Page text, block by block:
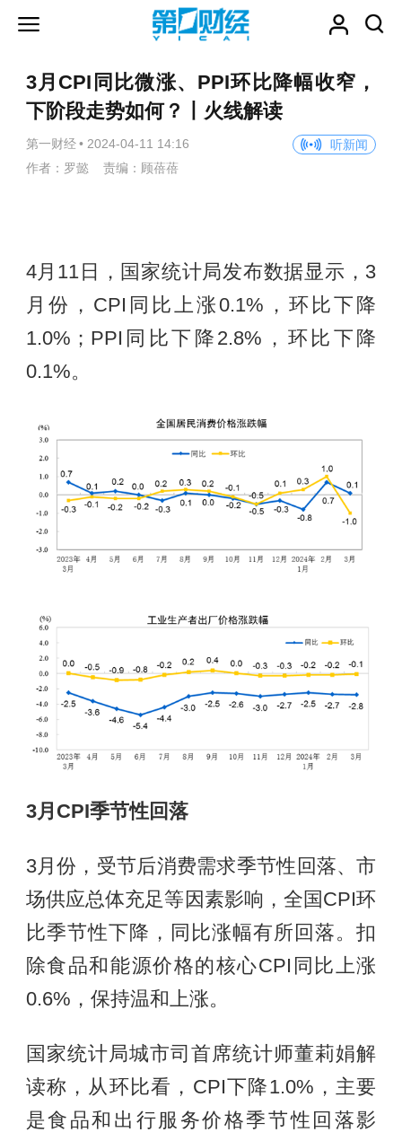
3月CPI同比微涨、PPI环比降幅收窄，
下阶段走势如何？丨火线解读
第一财经 • 2024-04-11 14:16
听新闻
作者：罗懿 责编：顾蓓蓓
4月11日，国家统计局发布数据显示，3
月份，CPI同比上涨0.1%，环比下降
1.0%；PPI同比下降2.8%，环比下降
0.1%。
3月CPI季节性回落
3月份，受节后消费需求季节性回落、市
场供应总体充足等因素影响，全国CPI环
比季节性下降，同比涨幅有所回落。扣
除食品和能源价格的核心CPI同比上涨
0.6%，保持温和上涨。
国家统计局城市司首席统计师董莉娟解
读称，从环比看，CPI下降1.0%，主要
是食品和出行服务价格季节性回落影